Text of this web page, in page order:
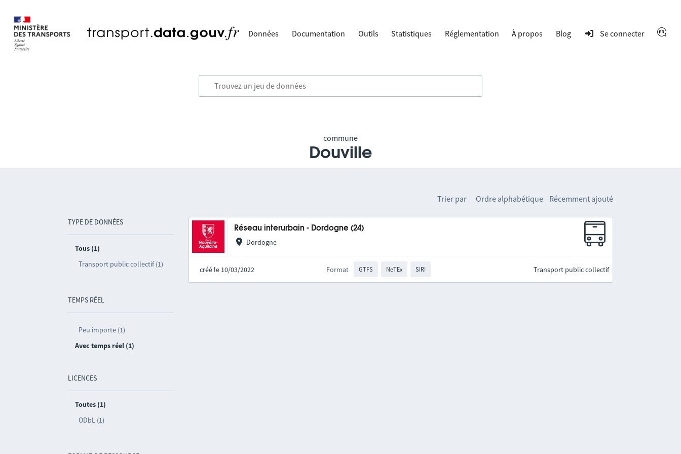
Données Documentation Outils Statistiques Réglementation À propos Blog Se connecter
commune
Douville
TYPE DE DONNÉES
Tous (1)
Transport public collectif (1)
TEMPS RÉEL
Peu importe (1)
Avec temps réel (1)
LICENCES
Toutes (1)
ODbL (1)
Trier par Ordre alphabétique Récemment ajouté
Réseau interurbain - Dordogne (24)
Dordogne
créé le 10/03/2022 Format GTFS NeTEx SIRI Transport public collectif